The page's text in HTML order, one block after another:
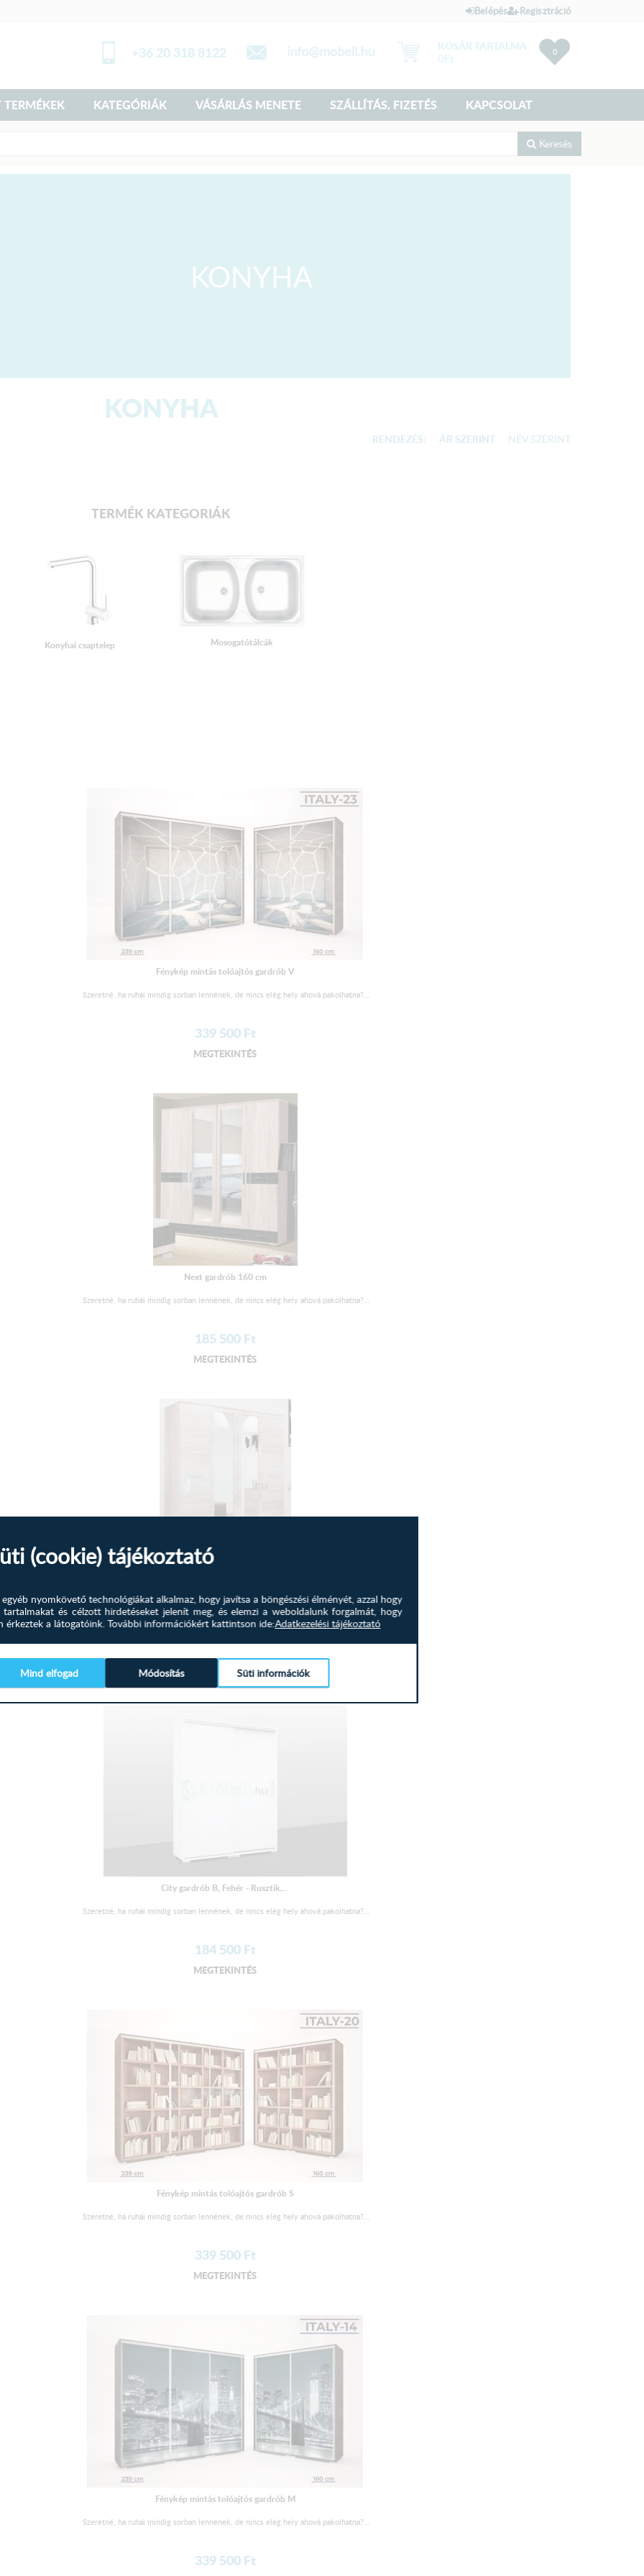
Belépés Regisztráció
0
KOSÁR TARTALMA
0Ft
+36 20 318 8122
KATEGÓRIÁK VÁSÁRLÁS MENETE SZÁLLÍTÁS, FIZETÉS KAPCSOLAT
Keresés
KONYHA
KONYHA
RENDEZÉS: ÁR SZERINT NÉV SZERINT
TERMÉK KATEGORIÁK
Konyhai csaptelep Mosogatótálcák
Fénykép mintás tolóajtós gardrób V
Szeretné, ha ruhái mindig sorban lennének, de nincs elég hely ahová pakolhatna?...
339 500Ft
MEGTEKINTÉS
Next gardrób 160 cm
Szeretné, ha ruhái mindig sorban lennének, de nincs elég hely ahová pakolhatna?...
185 500Ft
MEGTEKINTÉS
Szeretné, ha ruhái mindig sorban lennének, de nincs elég hely ahová pakolhatna?...
191 500Ft
MEGTEKINTÉS
City gardrób B, Fehér - Rusztik,...
Szeretné, ha ruhái mindig sorban lennének, de nincs elég hely ahová pakolhatna?...
184 500Ft
MEGTEKINTÉS
Fénykép mintás tolóajtós gardrób S
Szeretné, ha ruhái mindig sorban lennének, de nincs elég hely ahová pakolhatna?...
339 500Ft
MEGTEKINTÉS
Fénykép mintás tolóajtós gardrób M
Szeretné, ha ruhái mindig sorban lennének, de nincs elég hely ahová pakolhatna?...
339 500Ft
(cookie) tájékoztató
nyomkövető technológiákat alkalmaz, hogy javítsa a böngészési élményét, azzal hogy
tartalmakat és célzott hirdetéseket jelenít meg, és elemzi a weboldalunk forgalmát, hogy
érkeztek a látogatóink. További információkért kattintson ide:Adatkezelési tájékoztató
Mind elfogad Módosítás Süti információk